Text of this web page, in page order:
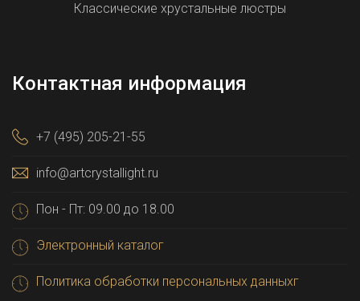
Классические хрустальные люстры
Контактная информация
+7 (495) 205-21-55
info@artcrystallight.ru
Пон - Пт: 09.00 до 18.00
Электронный каталог
Политика обработки персональных данныхг